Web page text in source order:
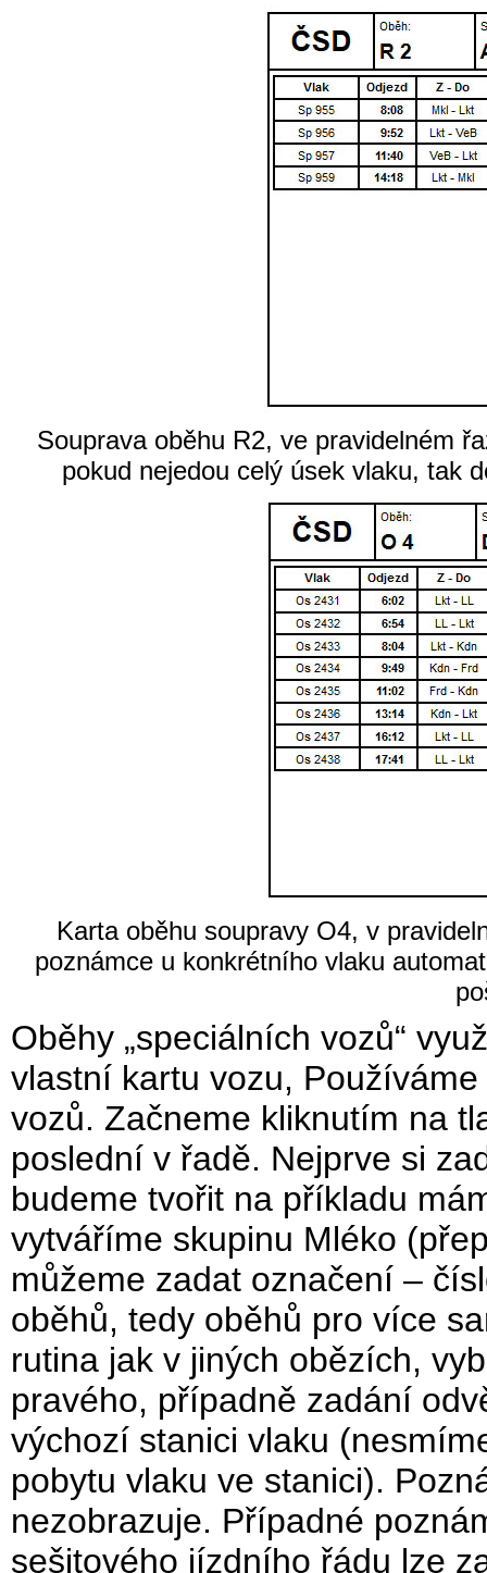
Souprava oběhu R2, ve pravidelném
pokud nejedou celý úsek vlaku, tak
Karta oběhu soupravy O4, v
poznámce u konkrétního vlaku
Oběhy „speciálních vozů“
vlastní kartu vozu,
vozů. Začneme kliknutím na
poslední v řadě. Nejprve si
budeme tvořit na příkladu
vytváříme skupinu Mléko
můžeme zadat označení –
oběhů, tedy oběhů pro více
rutina jak v jiných obězích,
pravého, případně zadání
výchozí stanici vlaku
pobytu vlaku ve stanici).
nezobrazuje. Případné
sešitového jízdního řádu lze